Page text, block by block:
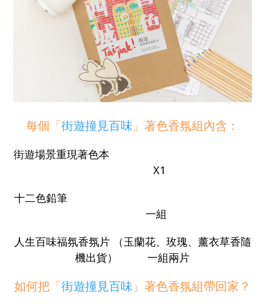
每個「街遊撞見百味 」著色香氛組內含：
街遊場景重現著色本
X1
十二色鉛筆
一組
人生百味福氛香氛片 （玉蘭花、玫瑰、薰衣草香隨
機出貨） 一組兩片
如何把「街遊撞見百味 」著色香氛組帶回家？